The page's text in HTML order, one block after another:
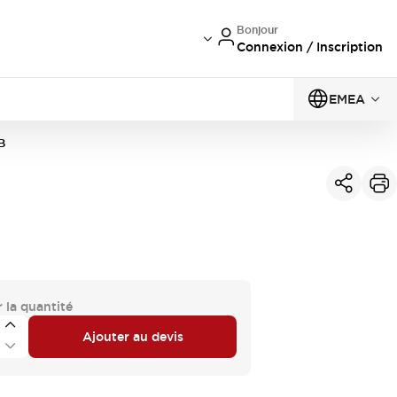
Bonjour
Connexion / Inscription
EMEA
la quantité
Ajouter au devis